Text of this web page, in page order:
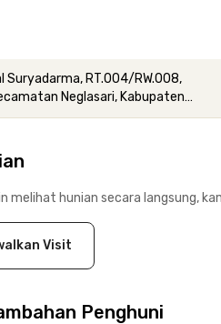
Suryadarma, RT.004/RW.008,
Neglasari, Kabupaten
melihat hunian secara langsung,
Visit
Penghuni